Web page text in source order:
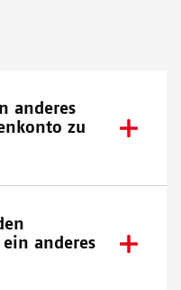
anderes
zu
anderes